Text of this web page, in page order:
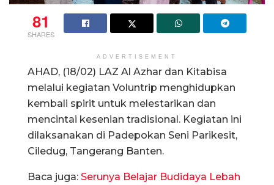
81
SHARES
ADVERTISEMENT
AHAD, (18/02) LAZ Al Azhar dan Kitabisa
melalui kegiatan Voluntrip menghidupkan
kembali spirit untuk melestarikan dan
mencintai kesenian tradisional. Kegiatan ini
dilaksanakan di Padepokan Seni Parikesit,
Ciledug, Tangerang Banten.
Baca juga: Serunya Belajar Budidaya Lebah